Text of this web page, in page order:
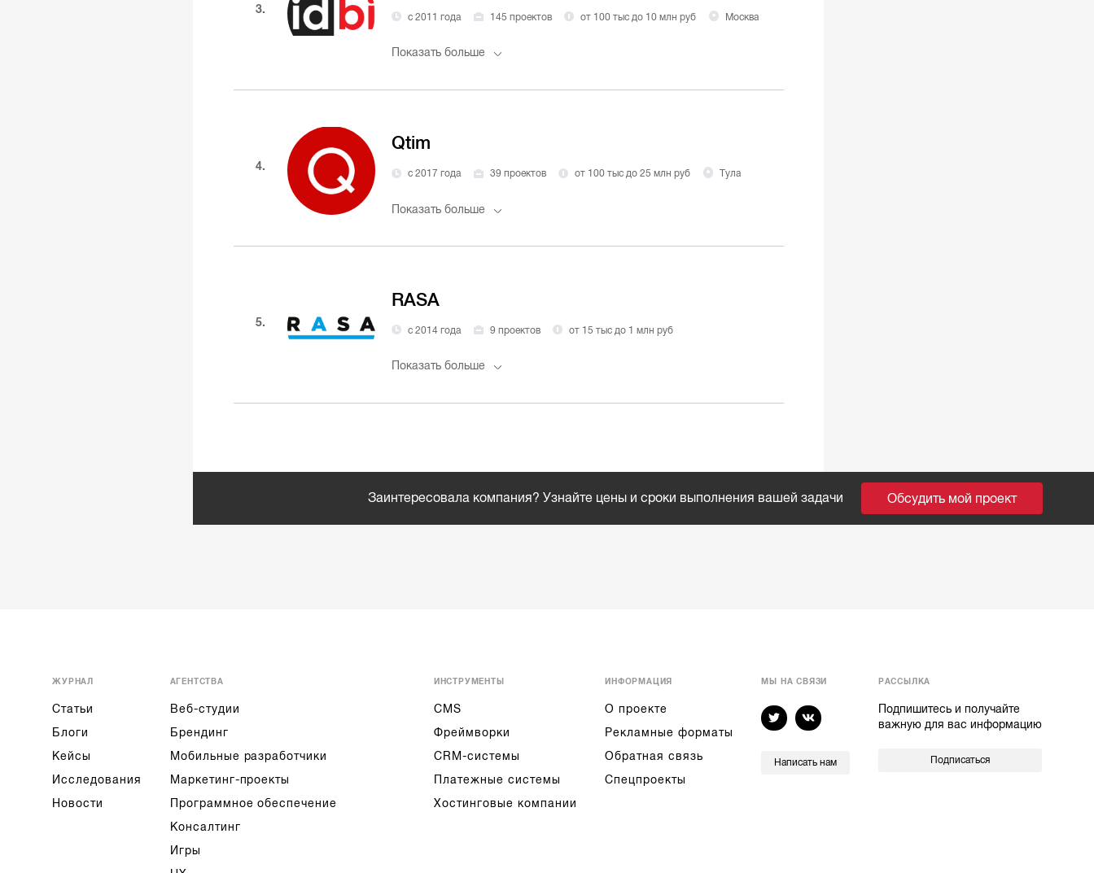
3.
с 2011 года 145 проектов от 100 тыс до 10 млн руб Москва
Показать больше
4.
Qtim
с 2017 года 39 проектов от 100 тыс до 25 млн руб Тула
Показать больше
5.
RASA
с 2014 года 9 проектов от 15 тыс до 1 млн руб
Показать больше
Заинтересовала компания? Узнайте цены и сроки выполнения вашей задачи Обсудить мой проект
ЖУРНАЛ
Статьи
Блоги
Кейсы
Исследования
Новости
АГЕНТСТВА
Веб-студии
Брендинг
Мобильные разработчики
Маркетинг-проекты
Программное обеспечение
Консалтинг
Игры
ИНСТРУМЕНТЫ
CMS
Фреймворки
CRM-системы
Платежные системы
Хостинговые компании
ИНФОРМАЦИЯ
О проекте
Рекламные форматы
Обратная связь
Спецпроекты
МЫ НА СВЯЗИ
Написать нам
РАССЫЛКА
Подпишитесь и получайте
важную для вас информацию
Подписаться